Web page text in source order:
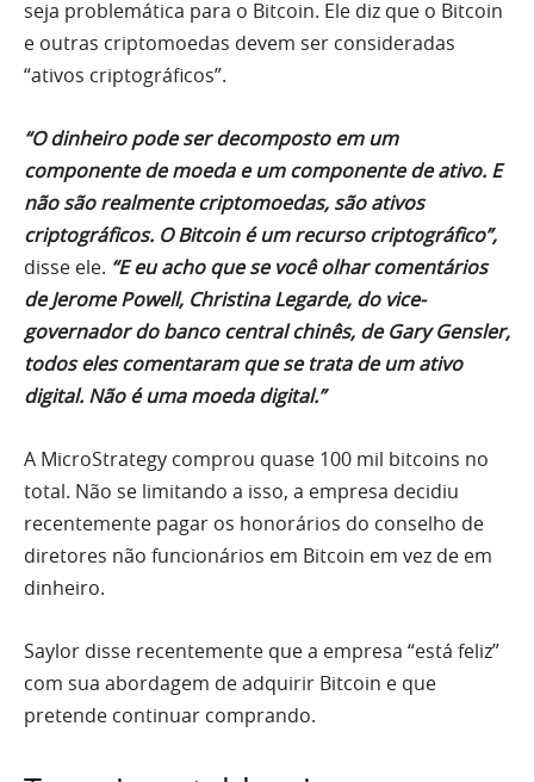
seja problemática para o Bitcoin. Ele diz que o Bitcoin
e outras criptomoedas devem ser consideradas
“ativos criptográficos”.
“O dinheiro pode ser decomposto em um
componente de moeda e um componente de ativo. E
não são realmente criptomoedas, são ativos
criptográficos. O Bitcoin é um recurso criptográfico”,
disse ele. “E eu acho que se você olhar comentários
de Jerome Powell, Christina Legarde, do vice-
governador do banco central chinês, de Gary Gensler,
todos eles comentaram que se trata de um ativo
digital. Não é uma moeda digital.”
A MicroStrategy comprou quase 100 mil bitcoins no
total. Não se limitando a isso, a empresa decidiu
recentemente pagar os honorários do conselho de
diretores não funcionários em Bitcoin em vez de em
dinheiro.
Saylor disse recentemente que a empresa “está feliz”
com sua abordagem de adquirir Bitcoin e que
pretende continuar comprando.